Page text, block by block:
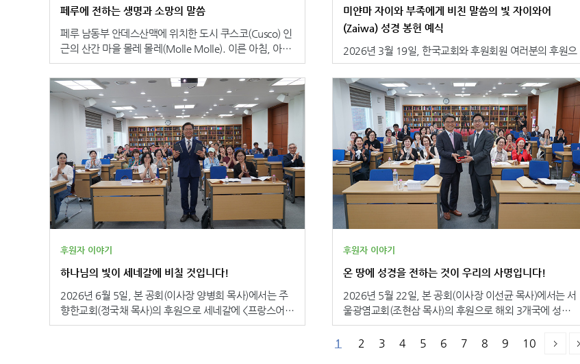
계에 흩어져 살아가는 소말리아 디아스포라 공동체에 전
에 하나님의 말씀을 기다리는 소말리아 사람들에게 성경
을 전하는 이 귀한 사역이 결실을 앞두고 있습니다. 남은
기간도 핍박과 박해가운데 있는 소말리아 영혼들에게 이
성경이 전해져, 하나님의 말씀을 삶 속에서 깊이 만날 수
있도록 기도해 주세요. 성경이 선교사가 되는 '해외성경
보내기' 사역을 위한 여러분의 지속적인 관심과 기도, 응
원을 부탁 드립니다! - 문 의 : 080-374-3061(수신자부
담) - 메 일 : bible@bskorea.or.kr *추후 기증 예식이
열릴 경우, 참석을 원하시는 분께서는 이메일로 신청해 주
시기 바랍니다. 작성: 대한성서공회 홍보·모금사업부
다. 또한 슬픔과 불안 속에 살아가는 이들에게 다가가 중
보하고, 말씀을 전하는 등 영적 안식처가 되어 주고 있습
니다. 전쟁 속의 빛 우크라이나에 사는 테티아나(Tetiana)
처음 찾았습니다. 당시 남편은 전쟁터에 나가 있었고, 테
티아나는 홀로 두 아이를 돌보며 불안한 나날을 보내고 있
었습니다. 그곳에서 받은 어린이 그림 성경은 가족의 일상
을 바꾸어 놓았습니다. 매일 저녁, 함께 성경을 읽는 시간
이 생겼고, 말씀은 두려움과 외로움 속에 있던 가족에게
위로와 힘이 되었습니다. 하지만 남편이 전선에서 돌아온
후에도 어려움은 끝나지 않았습니다. 전쟁의 상처는 가족
의 삶에도 깊은 흔적을 남겼고, 남편은 분노와 절망으로
힘겨운 시간을 보냈습니다. 그럼에도 테티아나는 기도와
말씀을 붙들었습니다. 공습과 폭격이 이어지는 가운데서
도 자녀들과 함께 성경을 읽고 기도하며 하루하루를 견뎌
가족에게 평안을 주는 원천이었습니다. 테티아나는 “하나
님의 말씀은 혼란 속에서도 우리 가족을 붙들어 준 든든한
어려움 가운데서도 말씀을 통해 삶을 이어 갈 힘을 얻었다
고 말했습니다. 더욱 커지는 말씀에 대한 갈망 우크라이
적으로 어려움이 많은 지역 가운데 하나입니다. 현지에서
는 성경을 간절히 원하지만, 형편이 어려워 성경을 구하지
성경을 잘 전달할 수 있도록 최선을 다하겠습니다.”라고
부에 위치한 토고는 다양한 부족과 언어가 공존하는 국가
로, 전통 토착 신앙의 영향이 사회 전반에 깊게 남아 있습
니다. 이러한 환경 속에서 일부 지역에서는 기독교 신앙과
전통 신앙이 혼재하여, 삶 전반에 주술을 의존하는 등 기
복주의 신앙에 빠진 이들이 많습니다. 토고의 기독교인들
이 말씀을 통해 믿음의 기준을 바로 세울 수 있도록 돕는
성경의 역할이 더욱 중요해지고 있습니다. 토고에 전해지
는 <프랑스어 성경> 5,400부는 토고 사람들에게 하나님
의 말씀을 더욱 가까이 접할 수 있는 기회를 제공하고, 말
씀 위에 건강한 신앙을 세워 가도록 돕는 역할을 하게 될
더욱 굳건해지는 데 기여할 것으로 기대됩니다.
페루에 전하는 생명과 소망의 말씀
페루 남동부 안데스산맥에 위치한 도시 쿠스코(Cusco) 인
근의 산간 마을 몰레 몰레(Molle Molle). 이른 아침, 아이
들이 하나둘 작은 교회로 모여듭니다. 아이들은 서로 몸을
기대어 앉아 따뜻한 아침 식사를 기다립니다. 그리고 식사
에 앞서 함께 성경을 읽고 기도합니다. 바로 ‘생명의 빵’ 프
로그램에 참여하는 아이들의 모습입니다.“성경을 공부한
후, 저희는 선생님과 함께 기도하고, 준비해 주신 아침 식
사를 먹어요. 이 프로그램을 통해 하나님의 사랑이 얼마나
큰 지 알게 되었고, 하나님께서 저희들을 너무나 사랑하시
는 것을 알게 되었어요.”- ‘생명의 빵’ 프로그램 참여 어린
이 생명의 말씀과 양식으로 채워지는 소망페루 통계청(I
NEI)에 따르면 페루에는 5세 미만 어린이 약 350만 명 중
50만 명 이상이 영양실조 상태에 놓여 있습니다. 농촌 지
역 어린이들의 만성 영양실조 비율은 도시 지역보다 약 3
배 높습니다. 단순히 성장에 대한 돌봄을 넘어서 정서적,
으며, 어린 시절부터 폭력과 차별을 경험하는 경우도 있습
니다. 페루성서공회는 지역 교회와 협력하여 쿠스코(Cusc
o)와 시피보(Shipibo), 아샤닌카(Ashaninka) 등의 원주민
공동체 어린이들에게 ‘생명의 빵’ 프로그램을 통해 하나님
미얀마 자이와 부족에게 비친 말씀의 빛 자이와어
(Zaiwa) 성경 봉헌 예식
2026년 3월 19일, 한국교회와 후원회원 여러분의 후원으
로 미얀마 북부 카친(Kachin)주 미치나(Myitkyina)에서
자이와 부족이 처음으로 자신의 언어로 번역된 자이와어
성경의 봉헌 예식을 기쁨 가운데 거행했습니다. 본 공회는
한글 성경 완역 및 출간 100주년을 기념하여 2011년부터
미얀마 소수부족어 성경 번역 및 제작을 지원하고 있으며,
이번 자이와어 성경은 그 결실 가운데 하나입니다. 자이와
어는 10만 명 이상이 사용하는 언어로, 전통적으로 자이
와 부족은 애니미즘과 조상 숭배 신앙을 이어왔으며, 200
9년 자이와어 신약 성경의 번역, 출판으로 일부가 복음을
받아들였지만 모국어 성경의 부재로 말씀을 깊이 이해하
는 데 어려움이 있었습니다. 이에 자이와 공동체의 간절한
요청으로 한국교회의 후원을 통해 구약 번역이 시작될 수
있었고, 2012년에 자이와어 구약 번역 프로젝트가 시작
습니다. "흑암에 행하던 백성이 큰 빛을 보고 사망의 그늘
진 땅에 거주하던 자에게 빛이 비치도다" - 이사야 9장 2절
- 이날 봉헌 예식에는 자이와 부족 성도들과 카친 지역 교
기쁨을 올려 드렸습니다. 참석자들은 처음으로 완역된 자
후원자 이야기
하나님의 빛이 세네갈에 비칠 것입니다!
2026년 6월 5일, 본 공회(이사장 양병희 목사)에서는 주
향한교회(정국채 목사)의 후원으로 세네갈에 <프랑스어
성경> 1,100부를 보내는 기증 예식을 가졌습니다. 주향한
후원자 이야기
온 땅에 성경을 전하는 것이 우리의 사명입니다!
2026년 5월 22일, 본 공회(이사장 이선균 목사)에서는 서
울광염교회(조현삼 목사)의 후원으로 해외 3개국에 성경
21,350부를 보내는 기증 예식을 가졌습니다.(중앙아프리
카공화국-링갈라어 성경 2,600부, 프랑스어 성경 2,100
1 2 3 4 5 6 7 8 9 10